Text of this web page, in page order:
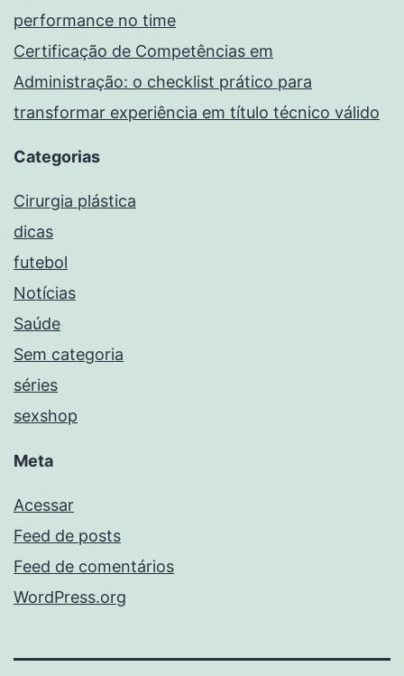
performance no time
Certificação de Competências em
Administração: o checklist prático para
transformar experiência em título técnico válido
Categorias
Cirurgia plástica
dicas
futebol
Notícias
Saúde
Sem categoria
séries
sexshop
Meta
Acessar
Feed de posts
Feed de comentários
WordPress.org